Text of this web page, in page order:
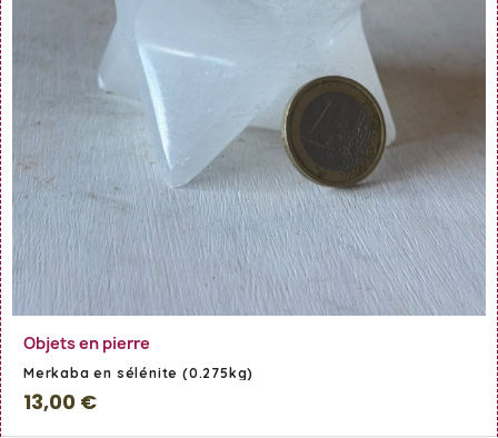
Objets en pierre
Merkaba en sélénite (0.275kg)
13,00 €